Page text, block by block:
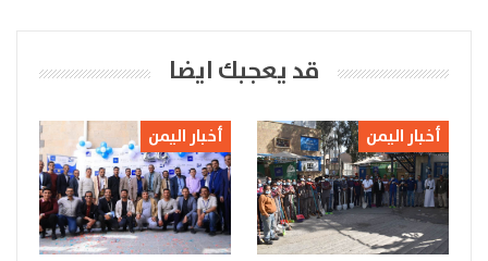
قد يعجبك ايضا
أخبار اليمن أخبار اليمن